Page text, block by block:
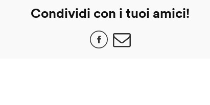
Condividi con i tuoi amici!